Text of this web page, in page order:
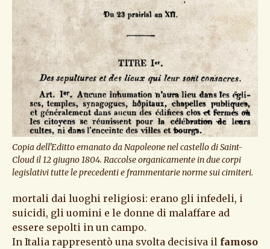
Copia dell'Editto emanato da Napoleone nel castello di Saint-
Cloud il 12 giugno 1804. Raccolse organicamente in due corpi
legislativi tutte le precedenti e frammentarie norme sui cimiteri.
mortali dai luoghi religiosi: erano gli infedeli, i
suicidi, gli uomini e le donne di malaffare ad
essere sepolti in un campo.
In Italia rappresentò una svolta decisiva il famoso